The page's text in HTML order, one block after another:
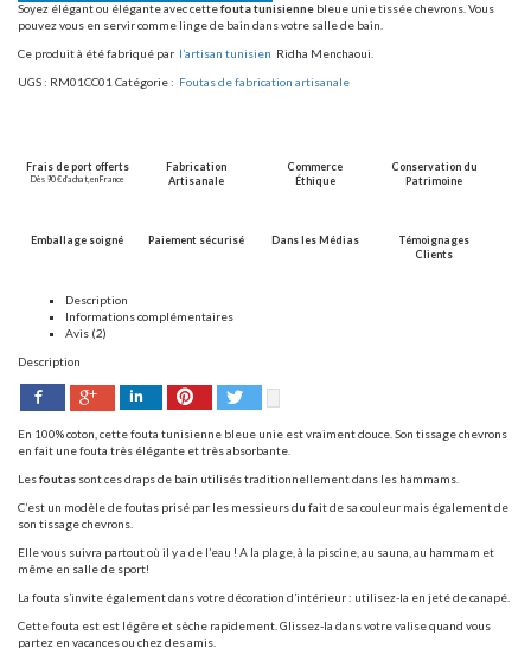
Soyez élégant ou élégante avec cettefouta tunisienne bleue unie tissée chevrons. Vous
pouvez vous en servir comme linge de bain dans votre salle de bain.
Ce produit à été fabriqué par l’artisan tunisien Ridha Menchaoui.
UGS : RM01CC01Catégorie : Foutas de fabrication artisanale
Frais de port offerts
Dès 90 € d’achat, en France
Fabrication
Artisanale
Commerce
Éthique
Conservation du
Patrimoine
Emballage soigné Paiement sécurisé Dans les Médias
Témoignages
Clients
Description
Informations complémentaires
Avis (2)
Description
Facebook Google+ LinkedIn Pinterest
En 100% coton, cette fouta tunisienne bleue unie est vraiment douce. Son tissage chevrons
en fait une fouta très élégante et très absorbante.
Lesfoutas sont ces draps de bain utilisés traditionnellement dans les hammams.
C’est un modèle de foutas prisé par les messieurs du fait de sa couleur mais également de
son tissage chevrons.
Elle vous suivra partout où il y a de l’eau ! A la plage, à la piscine, au sauna, au hammam et
même en salle de sport!
La fouta s’invite également dans votre décoration d’intérieur : utilisez-la en jeté de canapé.
Cette fouta est est légère et sèche rapidement. Glissez-la dans votre valise quand vous
partez en vacances ou chez des amis.